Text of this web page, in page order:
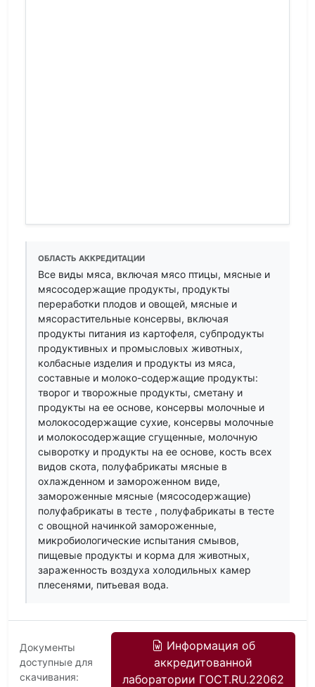
ОБЛАСТЬ АККРЕДИТАЦИИ
Все виды мяса, включая мясо птицы, мясные и
мясосодержащие продукты, продукты
переработки плодов и овощей, мясные и
мясорастительные консервы, включая
продукты питания из картофеля, субпродукты
продуктивных и промысловых животных,
колбасные изделия и продукты из мяса,
составные и молоко-содержащие продукты:
творог и творожные продукты, сметану и
продукты на ее основе, консервы молочные и
молокосодержащие сухие, консервы молочные
и молокосодержащие сгущенные, молочную
сыворотку и продукты на ее основе, кость всех
видов скота, полуфабрикаты мясные в
охлажденном и замороженном виде,
замороженные мясные (мясосодержащие)
полуфабрикаты в тесте , полуфабрикаты в тесте
с овощной начинкой замороженные,
микробиологические испытания смывов,
пищевые продукты и корма для животных,
зараженность воздуха холодильных камер
плесенями, питьевая вода.
Документы
доступные для
скачивания:
Информация об
аккредитованной
лаборатории ГОСТ.RU.22062